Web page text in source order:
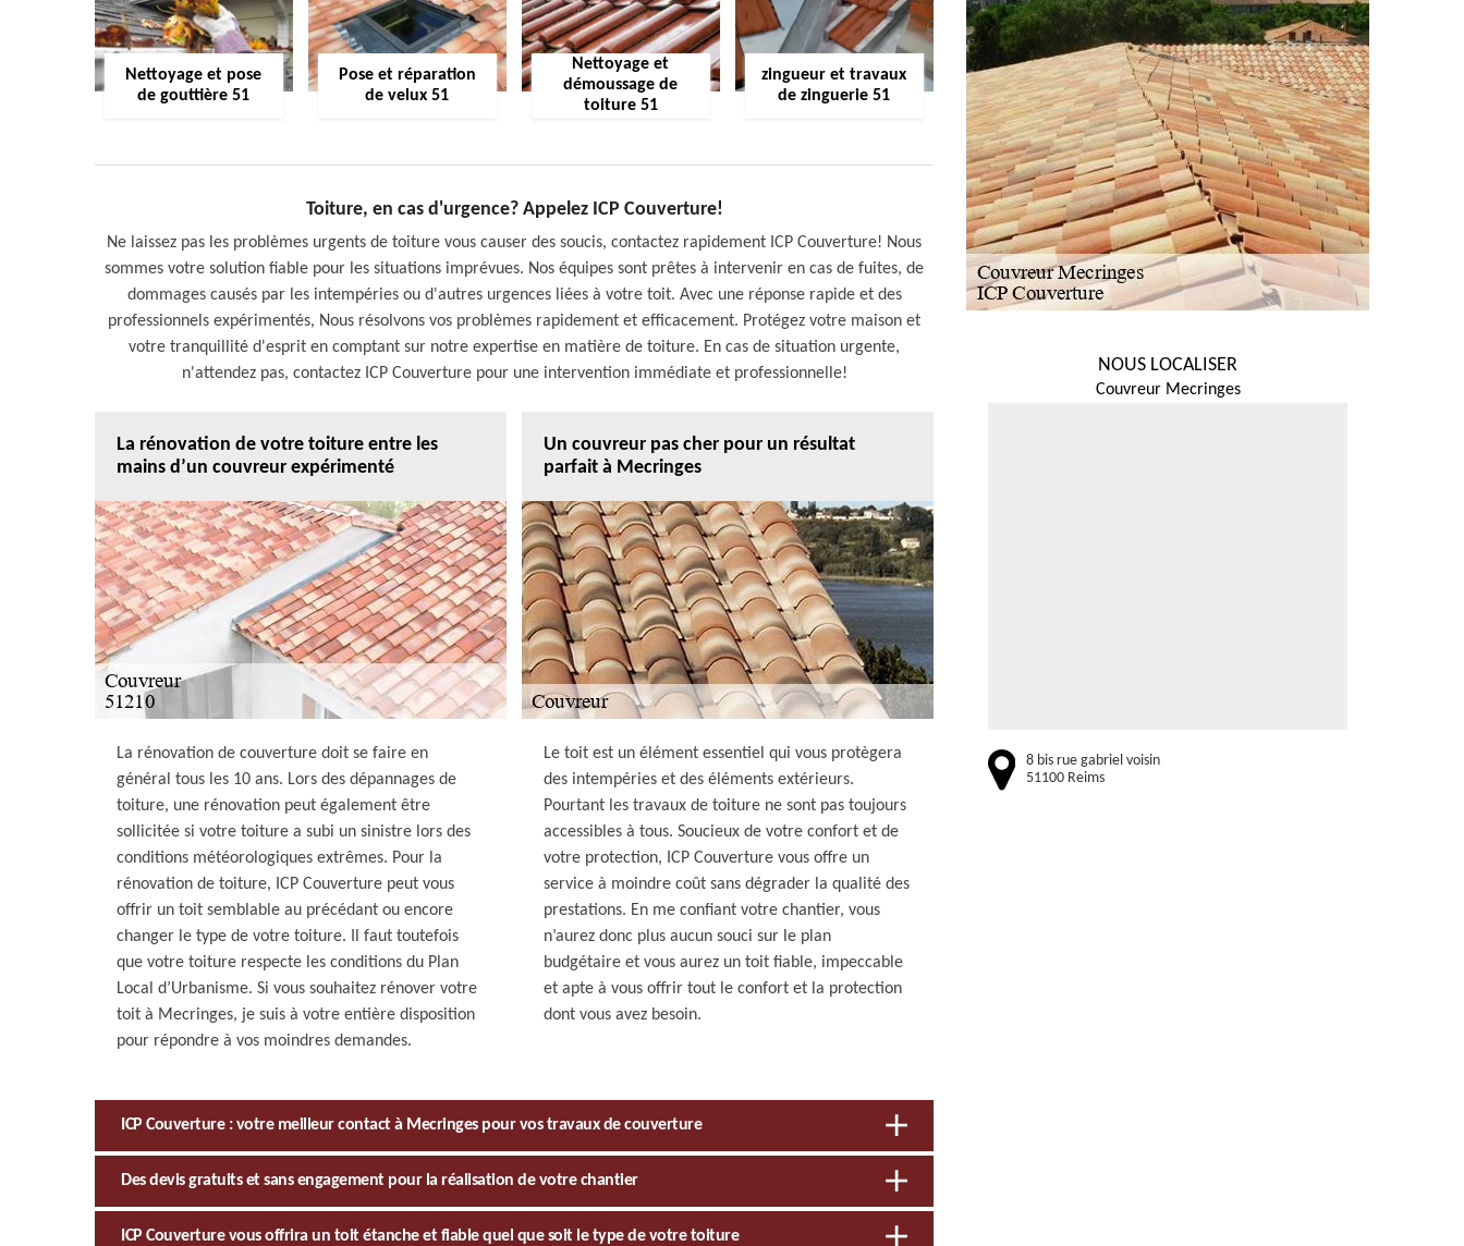
Nettoyage et pose
de gouttière 51
Pose et réparation
de velux 51
Nettoyage et
démoussage de
toiture 51
zingueur et travaux
de zinguerie 51
Toiture, en cas d'urgence? Appelez ICP Couverture!
Ne laissez pas les problèmes urgents de toiture vous causer des soucis, contactez rapidement ICP Couverture! Nous
sommes votre solution fiable pour les situations imprévues. Nos équipes sont prêtes à intervenir en cas de fuites, de
dommages causés par les intempéries ou d'autres urgences liées à votre toit. Avec une réponse rapide et des
professionnels expérimentés, Nous résolvons vos problèmes rapidement et efficacement. Protégez votre maison et
votre tranquillité d'esprit en comptant sur notre expertise en matière de toiture. En cas de situation urgente,
n'attendez pas, contactez ICP Couverture pour une intervention immédiate et professionnelle!
La rénovation de votre toiture entre les
mains d’un couvreur expérimenté
La rénovation de couverture doit se faire en
général tous les 10 ans. Lors des dépannages de
toiture, une rénovation peut également être
sollicitée si votre toiture a subi un sinistre lors des
conditions météorologiques extrêmes. Pour la
rénovation de toiture, ICP Couverture peut vous
offrir un toit semblable au précédant ou encore
changer le type de votre toiture. Il faut toutefois
que votre toiture respecte les conditions du Plan
Local d’Urbanisme. Si vous souhaitez rénover votre
toit à Mecringes, je suis à votre entière disposition
pour répondre à vos moindres demandes.
Un couvreur pas cher pour un résultat
parfait à Mecringes
Le toit est un élément essentiel qui vous protègera
des intempéries et des éléments extérieurs.
Pourtant les travaux de toiture ne sont pas toujours
accessibles à tous. Soucieux de votre confort et de
votre protection, ICP Couverture vous offre un
service à moindre coût sans dégrader la qualité des
prestations. En me confiant votre chantier, vous
n’aurez donc plus aucun souci sur le plan
budgétaire et vous aurez un toit fiable, impeccable
et apte à vous offrir tout le confort et la protection
dont vous avez besoin.
ICP Couverture : votre meilleur contact à Mecringes pour vos travaux de couverture
Des devis gratuits et sans engagement pour la réalisation de votre chantier
ICP Couverture vous offrira un toit étanche et fiable quel que soit le type de votre toiture
NOUS LOCALISER
Couvreur Mecringes
8 bis rue gabriel voisin
51100 Reims